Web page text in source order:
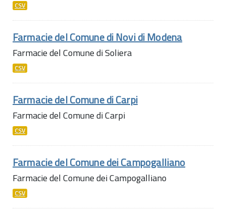
CSV
Farmacie del Comune di Novi di Modena
Farmacie del Comune di Soliera
CSV
Farmacie del Comune di Carpi
Farmacie del Comune di Carpi
CSV
Farmacie del Comune dei Campogalliano
Farmacie del Comune dei Campogalliano
CSV